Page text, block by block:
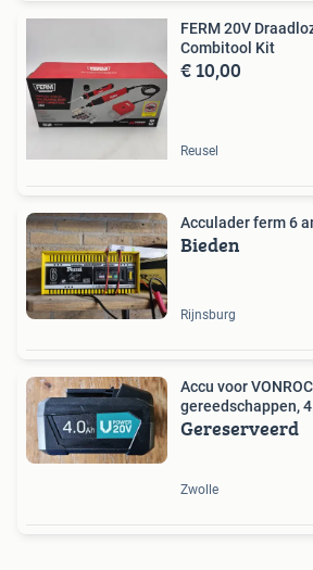
FERM 20V
Combitool Kit
€ 10,00
Reusel
Acculader ferm 6
Bieden
Rijnsburg
Accu voor
gereedschappen,
Gereserveerd
Zwolle